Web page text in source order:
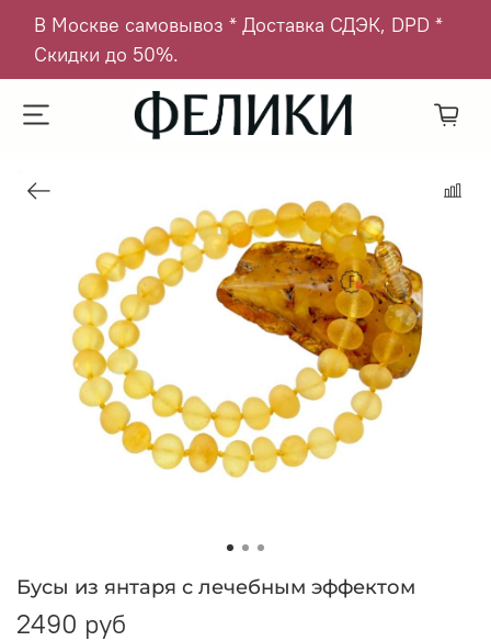
В Москве самовывоз * Доставка СДЭК, DPD *
Скидки до 50%.
Бусы из янтаря с лечебным эффектом
2490 руб